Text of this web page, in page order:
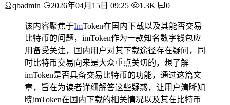
qbadmin 2026年04月15日 09:25 1.3K 0
该内容聚焦于ImToken在国内下载以及其能否交易
比特币的问题，imToken作为一款知名数字钱包应
用备受关注，国内用户对其下载途径存在疑问，同
时比特币交易向来是大众重点关切的，想了解
imToken是否具备交易比特币的功能，通过这篇文
章，旨在为读者详细解答这些疑惑，让用户清晰知
晓imToken在国内下载的相关情况以及其在比特币